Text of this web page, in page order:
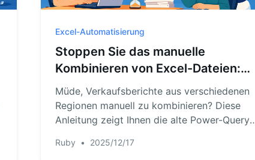
Excel-Automatisierung
Stoppen Sie das manuelle
Kombinieren von Excel-Dateien:
Wie Sie Multi-Region-
Verkaufsberichte mit KI
automatisieren
Müde, Verkaufsberichte aus verschiedenen
Regionen manuell zu kombinieren? Diese
Anleitung zeigt Ihnen die alte Power-Query-
mit Excel-KI. Hören Sie auf, sich mit
Ruby • 2025/12/17